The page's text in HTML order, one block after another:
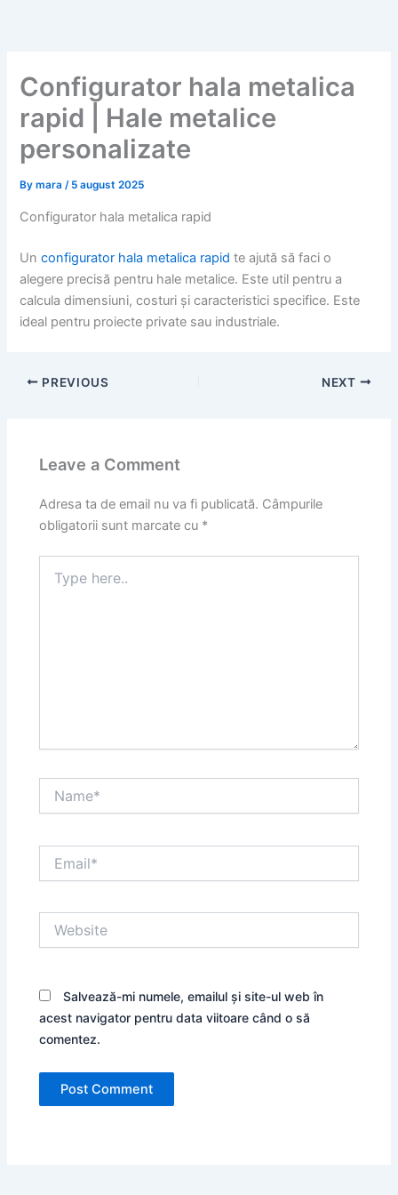
Configurator hala metalica
rapid | Hale metalice
personalizate
Bymara/ 5 august 2025
Configurator hala metalica rapid
Unconfigurator hala metalica rapid te ajută să faci o
alegere precisă pentru hale metalice. Este util pentru a
calcula dimensiuni, costuri și caracteristici specifice. Este
ideal pentru proiecte private sau industriale.
PREVIOUS NEXT
Leave a Comment
Adresa ta de email nu va fi publicată. Câmpurile
obligatorii sunt marcate cu *
here..
Salvează-mi numele, emailul și site-ul web în
acest navigator pentru data viitoare când o să
comentez.